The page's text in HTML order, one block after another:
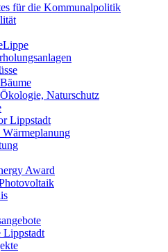
für die Kommunalpolitik
Naturschutz
Lippstadt
Award
Lippstadt